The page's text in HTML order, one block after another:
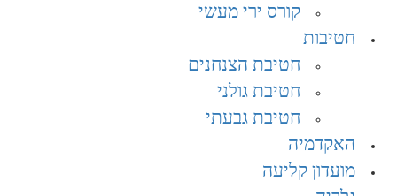
קורס ירי מעשי
חטיבות
חטיבת הצנחנים​
חטיבת גולני
חטיבת גבעתי
האקדמיה
מועדון קליעה